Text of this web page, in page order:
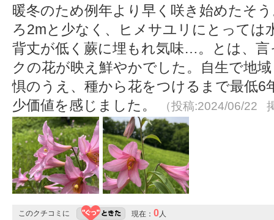
暖冬のため例年より早く咲き始めたそ
ろ2mと少なく、ヒメサユリにとっては
背丈が低く蕨に埋もれ気味…。とは、
クの花が映え鮮やかでした。自生で地
惧のうえ、種から花をつけるまで最低6
少価値を感じました。
（投稿:2024/06/22
このクチコミに 現在： 0 人